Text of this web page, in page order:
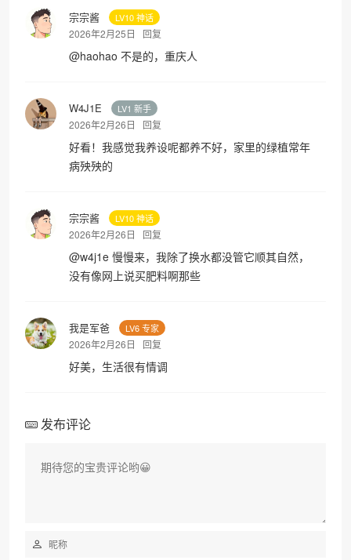
宗宗酱 LV10 神话
2026年2月25日 回复
@haohao 不是的，重庆人
W4J1E LV1 新手
2026年2月26日 回复
好看！我感觉我养设呢都养不好，家里的绿植常年
病殃殃的
宗宗酱 LV10 神话
2026年2月26日 回复
@w4j1e 慢慢来，我除了换水都没管它顺其自然，
没有像网上说买肥料啊那些
我是军爸 LV6 专家
2026年2月26日 回复
好美，生活很有情调
发布评论